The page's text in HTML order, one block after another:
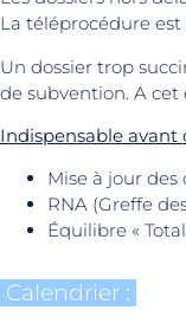
La téléprocédure est
Un dossier trop
de subvention. A
Indispensable avant
Mise à jour des
RNA (Greffe
Équilibre «
Calendrier :